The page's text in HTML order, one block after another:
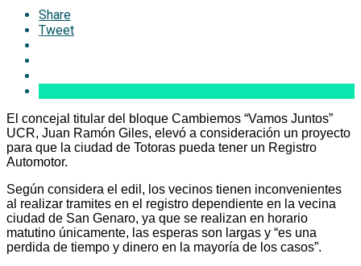
Share
Tweet
El concejal titular del bloque Cambiemos “Vamos Juntos”
UCR, Juan Ramón Giles, elevó a consideración un proyecto
para que la ciudad de Totoras pueda tener un Registro
Automotor.
Según considera el edil, los vecinos tienen inconvenientes
al realizar tramites en el registro dependiente en la vecina
ciudad de San Genaro, ya que se realizan en horario
matutino únicamente, las esperas son largas y “es una
perdida de tiempo y dinero en la mayoría de los casos”.